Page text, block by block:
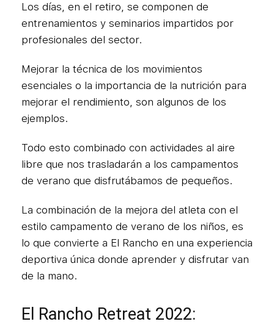
Los días, en el retiro, se componen de
entrenamientos y seminarios impartidos por
profesionales del sector.
Mejorar la técnica de los movimientos
esenciales o la importancia de la nutrición para
mejorar el rendimiento, son algunos de los
ejemplos.
Todo esto combinado con actividades al aire
libre que nos trasladarán a los campamentos
de verano que disfrutábamos de pequeños.
La combinación de la mejora del atleta con el
estilo campamento de verano de los niños, es
lo que convierte a El Rancho en una experiencia
deportiva única donde aprender y disfrutar van
de la mano.
El Rancho Retreat 2022: